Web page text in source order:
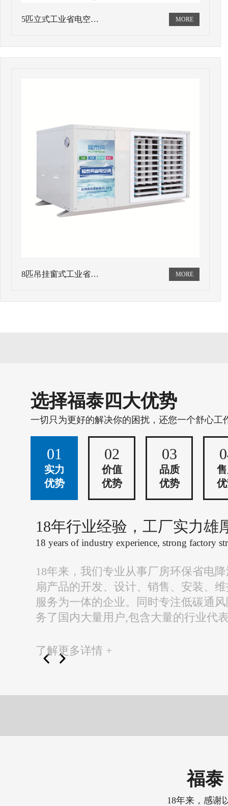
5匹立式工业省电空…
8匹吊挂窗式工业省…
选择福泰四大优势
一切只为更好的解决你的困扰，还您一个舒心工
01
实力
优势
02
价值
优势
03
品质
优势
18年行业经验，工厂实力雄
18 years of industry experience, strong factory
18年来，我们专业从事厂房环保省电
扇产品的开发、设计、销售、安装、
服务为一体的企业。同时专注低碳通
务了国内大量用户,包含大量的行业代
了解更多详情 +
福泰
18年来，感谢